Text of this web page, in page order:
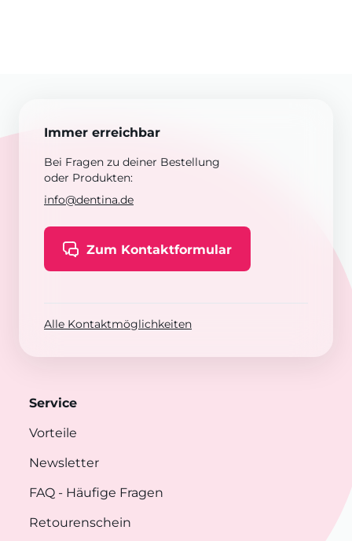
Immer erreichbar
Bei Fragen zu deiner Bestellung
oder Produkten:
info@dentina.de
Zum Kontaktformular
Alle Kontaktmöglichkeiten
Service
Vorteile
Newsletter
FAQ - Häufige Fragen
Retourenschein